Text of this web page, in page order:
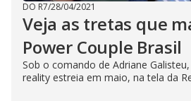
DO R7/28/04/2021
Veja as tretas que
Power Couple Brasil
Sob o comando de Adriane
reality estreia em maio, na tela da